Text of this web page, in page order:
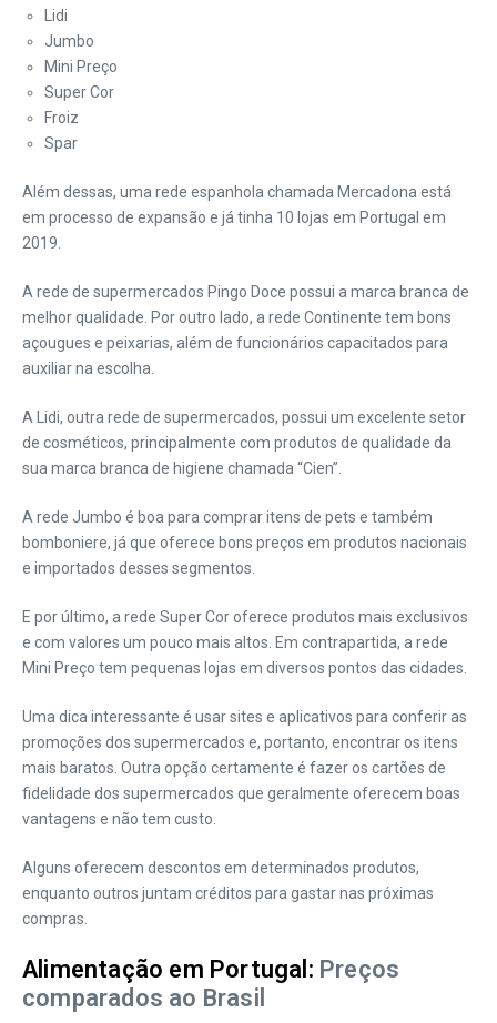
Lidi
Jumbo
Mini Preço
Super Cor
Froiz
Spar
Além dessas, uma rede espanhola chamada Mercadona está
em processo de expansão e já tinha 10 lojas em Portugal em
2019.
A rede de supermercados Pingo Doce possui a marca branca de
melhor qualidade. Por outro lado, a rede Continente tem bons
açougues e peixarias, além de funcionários capacitados para
auxiliar na escolha.
A Lidi, outra rede de supermercados, possui um excelente setor
de cosméticos, principalmente com produtos de qualidade da
sua marca branca de higiene chamada “Cien”.
A rede Jumbo é boa para comprar itens de pets e também
bomboniere, já que oferece bons preços em produtos nacionais
e importados desses segmentos.
E por último, a rede Super Cor oferece produtos mais exclusivos
e com valores um pouco mais altos. Em contrapartida, a rede
Mini Preço tem pequenas lojas em diversos pontos das cidades.
Uma dica interessante é usar sites e aplicativos para conferir as
promoções dos supermercados e, portanto, encontrar os itens
mais baratos. Outra opção certamente é fazer os cartões de
fidelidade dos supermercados que geralmente oferecem boas
vantagens e não tem custo.
Alguns oferecem descontos em determinados produtos,
enquanto outros juntam créditos para gastar nas próximas
compras.
Alimentação em Portugal: Preços
comparados ao Brasil